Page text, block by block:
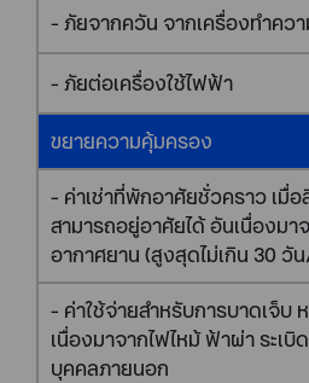
- ภัยจากควัน จากเครื่องทำคว
- ภัยต่อเครื่องใช้ไฟฟ้า
ขยายความคุ้มครอง
- ค่าเช่าที่พักอาศัยชั่วคราว เมื่
สามารถอยู่อาศัยได้ อันเนื่องม
อากาศยาน (สูงสุดไม่เกิน 30 วั
- ค่าใช้จ่ายสำหรับการบาดเจ็
เนื่องมาจากไฟไหม้ ฟ้าผ่า ระเ
บุคคลภายนอก